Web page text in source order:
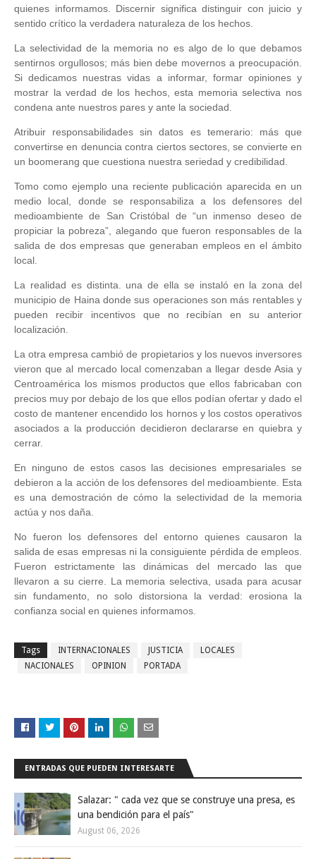
quienes informamos. Discernir significa distinguir con juicio y
sentido crítico la verdadera naturaleza de los hechos.
La selectividad de la memoria no es algo de lo que debamos
sentirnos orgullosos; más bien debe movernos a preocupación.
Si dedicamos nuestras vidas a informar, formar opiniones y
mostrar la verdad de los hechos, esta memoria selectiva nos
condena ante nuestros pares y ante la sociedad.
Atribuir responsabilidades sin datos es temerario: más que
convertirse en denuncia contra ciertos sectores, se convierte en
un boomerang que cuestiona nuestra seriedad y credibilidad.
Tomo como ejemplo una reciente publicación aparecida en un
medio local, donde se responsabiliza a los defensores del
medioambiente de San Cristóbal de “un inmenso deseo de
propiciar la pobreza”, alegando que fueron responsables de la
salida de dos empresas que generaban empleos en el ámbito
local.
La realidad es distinta. una de ella se instaló en la zona del
municipio de Haina donde sus operaciones son más rentables y
pueden recibir incentivos que no recibían en su anterior
localización.
La otra empresa cambió de propietarios y los nuevos inversores
vieron que al mercado local comenzaban a llegar desde Asia y
Centroamérica los mismos productos que ellos fabricaban con
precios muy por debajo de los que ellos podían ofertar y dado el
costo de mantener encendido los hornos y los costos operativos
asociados a la producción decidieron declararse en quiebra y
cerrar.
En ninguno de estos casos las decisiones empresariales se
debieron a la acción de los defensores del medioambiente. Esta
es una demostración de cómo la selectividad de la memoria
actúa y nos daña.
No fueron los defensores del entorno quienes causaron la
salida de esas empresas ni la consiguiente pérdida de empleos.
Fueron estrictamente las dinámicas del mercado las que
llevaron a su cierre. La memoria selectiva, usada para acusar
sin fundamento, no solo distorsiona la verdad: erosiona la
confianza social en quienes informamos.
Tags INTERNACIONALES JUSTICIA
LOCALES
NACIONALES
OPINION PORTADA
ENTRADAS QUE PUEDEN INTERESARTE
Salazar: " cada vez que se construye una presa, es
una bendición para el país"
August 06, 2026